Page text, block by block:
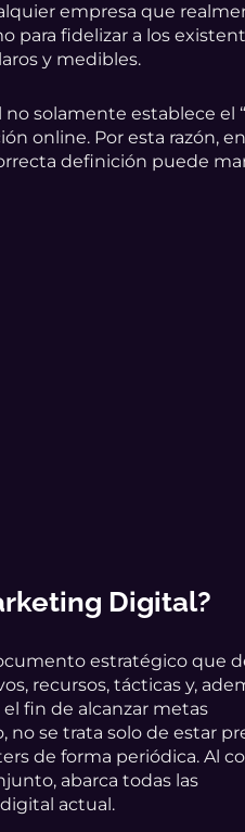
empresa que
para fidelizar a los
y medibles.
solamente establece el
online. Por esta razón,
definición puede
Digital?
estratégico que
recursos, tácticas y,
fin de alcanzar metas
no se trata solo de estar
de forma periódica. Al
abarca todas las
actual.